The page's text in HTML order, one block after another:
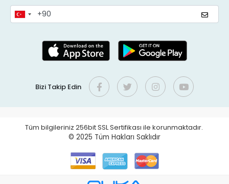
Bizi Takip Edin
Tüm bilgileriniz 256bit SSL Sertifikası ile korunmaktadır.
© 2025 Tüm Hakları Saklıdır